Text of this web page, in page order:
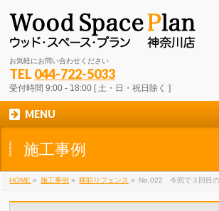
お気軽にお問い合わせください
TEL 044-722-5033
受付時間 9:00 - 18:00 [ 土・日・祝日除く ]
MENU
施工事例
HOME » 施工事例 » 横貼りフェンス » No,022 今回で３回目の